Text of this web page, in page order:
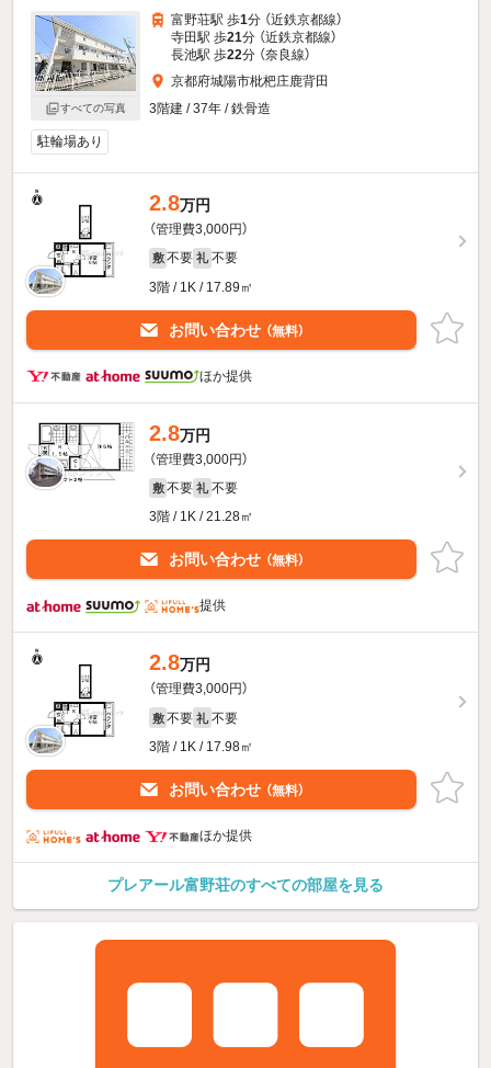
すべての写真
富野荘駅 歩1分 （近鉄京都線）
寺田駅 歩21分 （近鉄京都線）
長池駅 歩22分 （奈良線）
京都府城陽市枇杷庄鹿背田
3階建 / 37年 / 鉄骨造
駐輪場あり
2.8万円
（管理費3,000円）
敷 不要 礼 不要
3階 / 1K / 17.89㎡
お問い合わせ （無料）
ほか提供
2.8万円
（管理費3,000円）
敷 不要 礼 不要
3階 / 1K / 21.28㎡
お問い合わせ （無料）
提供
2.8万円
（管理費3,000円）
敷 不要 礼 不要
3階 / 1K / 17.98㎡
お問い合わせ （無料）
ほか提供
プレアール富野荘のすべての部屋を見る